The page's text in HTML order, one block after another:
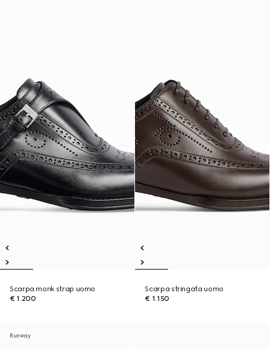
Scarpa monk strap uomo
€ 1.200
Scarpa stringata uomo
€ 1.150
Runway